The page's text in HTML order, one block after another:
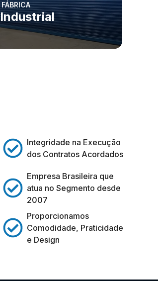
Integridade na Execução
dos Contratos Acordados
Empresa Brasileira que
atua no Segmento desde
2007
Proporcionamos
Comodidade, Praticidade
e Design